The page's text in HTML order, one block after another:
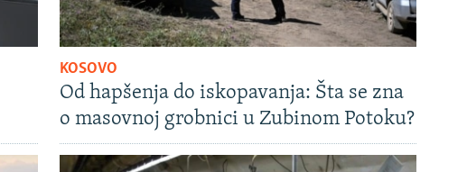
KOSOVO
Od hapšenja do iskopavanja: Šta se zna
o masovnoj grobnici u Zubinom Potoku?